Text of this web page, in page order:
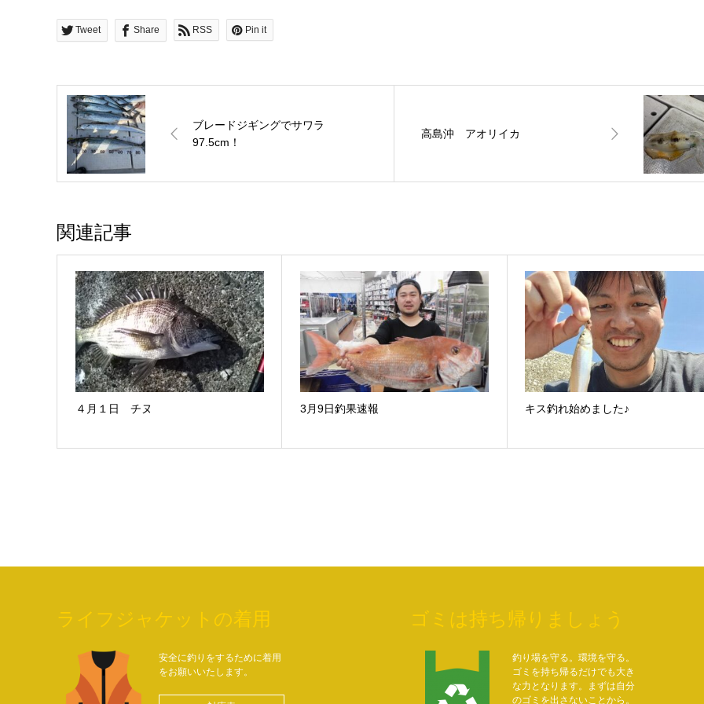
Tweet Share RSS Pin it
ブレードジギングでサワラ
97.5cm！
高島沖 アオリイカ
関連記事
４月１日 チヌ 3月9日釣果速報 キス釣れ始めました♪
ライフジャケットの着用
安全に釣りをするために着用
をお願いいたします。
ゴミは持ち帰りましょう
釣り場を守る。環境を守る。
ゴミを持ち帰るだけでも大き
な力となります。まずは自分
のゴミを出さないことから。